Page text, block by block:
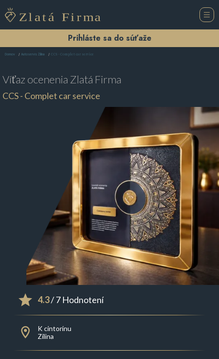
Prihláste sa do súťaže
Domov Autoservis Žilina CCS - Complet car service
Víťaz ocenenia Zlatá Firma
CCS - Complet car service
4.3/ 7 Hodnotení
K cintorínu
Zilina